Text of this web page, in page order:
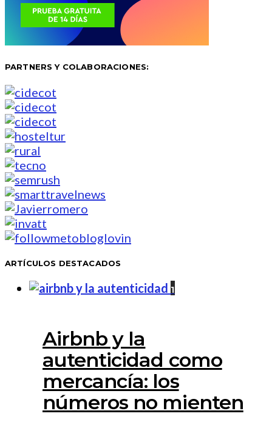
PARTNERS Y COLABORACIONES:
ARTÍCULOS DESTACADOS
1
Airbnb y la
autenticidad como
mercancía: los
números no mienten